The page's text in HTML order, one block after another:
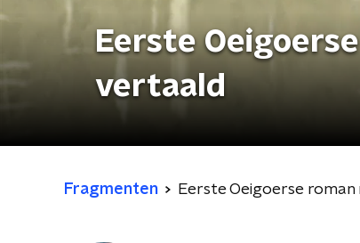
Eerste
vertaald
Fragmenten Eerste Oeigoerse